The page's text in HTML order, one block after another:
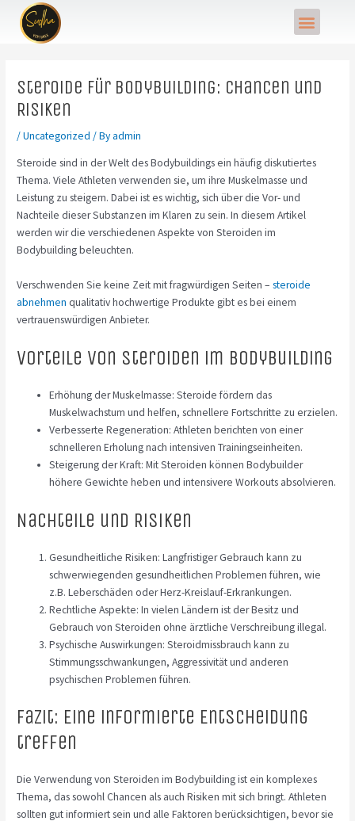
content
Menu
Steroide für Bodybuilding: Chancen und
Risiken
/Uncategorized / Byadmin
Steroide sind in der Welt des Bodybuildings ein häufig diskutiertes
Thema. Viele Athleten verwenden sie, um ihre Muskelmasse und
Leistung zu steigern. Dabei ist es wichtig, sich über die Vor- und
Nachteile dieser Substanzen im Klaren zu sein. In diesem Artikel
werden wir die verschiedenen Aspekte von Steroiden im
Bodybuilding beleuchten.
Verschwenden Sie keine Zeit mit fragwürdigen Seiten –steroide
abnehmen qualitativ hochwertige Produkte gibt es bei einem
vertrauenswürdigen Anbieter.
Vorteile von Steroiden im Bodybuilding
Erhöhung der Muskelmasse: Steroide fördern das
Muskelwachstum und helfen, schnellere Fortschritte zu erzielen.
Verbesserte Regeneration: Athleten berichten von einer
schnelleren Erholung nach intensiven Trainingseinheiten.
Steigerung der Kraft: Mit Steroiden können Bodybuilder
höhere Gewichte heben und intensivere Workouts absolvieren.
Nachteile und Risiken
Gesundheitliche Risiken: Langfristiger Gebrauch kann zu
schwerwiegenden gesundheitlichen Problemen führen, wie
z.B. Leberschäden oder Herz-Kreislauf-Erkrankungen.
Rechtliche Aspekte: In vielen Ländern ist der Besitz und
Gebrauch von Steroiden ohne ärztliche Verschreibung illegal.
Psychische Auswirkungen: Steroidmissbrauch kann zu
Stimmungsschwankungen, Aggressivität und anderen
psychischen Problemen führen.
Fazit: Eine informierte Entscheidung
treffen
Die Verwendung von Steroiden im Bodybuilding ist ein komplexes
Thema, das sowohl Chancen als auch Risiken mit sich bringt. Athleten
sollten gut informiert sein und alle Faktoren berücksichtigen, bevor sie
Post
navigation